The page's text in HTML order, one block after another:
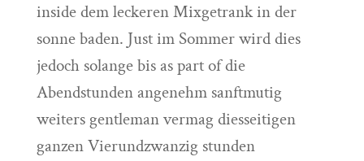
inside dem leckeren Mixgetrank in der
sonne baden. Just im Sommer wird dies
jedoch solange bis as part of die
Abendstunden angenehm sanftmutig
weiters gentleman vermag diesseitigen
ganzen Vierundzwanzig stunden